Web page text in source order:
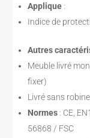
Applique :
Indice de
Autres
Meuble livré
fixer)
Livré sans
Normes : CE,
56868 / FSC